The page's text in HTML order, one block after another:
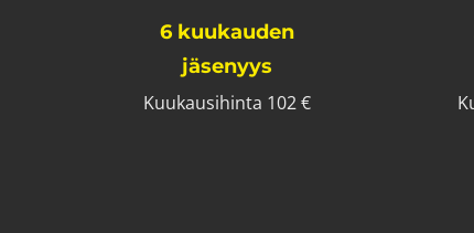
6 kuukauden
jäsenyys
Kuukausihinta 102 €